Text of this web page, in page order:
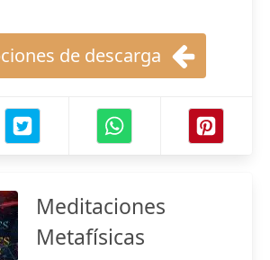
de descarga
Meditaciones
Metafísicas